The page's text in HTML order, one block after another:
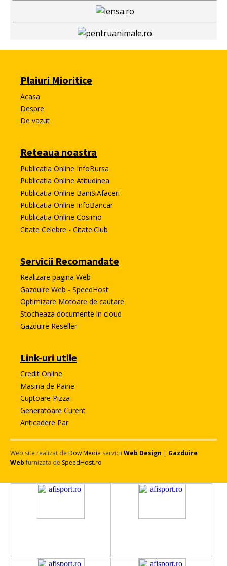
Plaiuri Mioritice
Acasa
Despre
De vazut
Reteaua noastra
Publicatia Online InfoBursa
Publicatia Online Atitudinea
Publicatia Online BaniSiAfaceri
Publicatia Online InfoBancar
Publicatia Online Cosimo
Citate Celebre - Citate.Club
Servicii Recomandate
Realizare pagina Web
Gazduire Web - SpeedHost
Optimizare Motoare de cautare
Stocheaza documente in cloud
Gazduire Reseller
Link-uri utile
Credit Online
Masina de Paine
Cuptoare Pizza
Generatoare Curent
Anticadere Par
Web site realizat de Dow Media servicii Web Design | Gazduire
Webfurnizata de SpeedHost.ro